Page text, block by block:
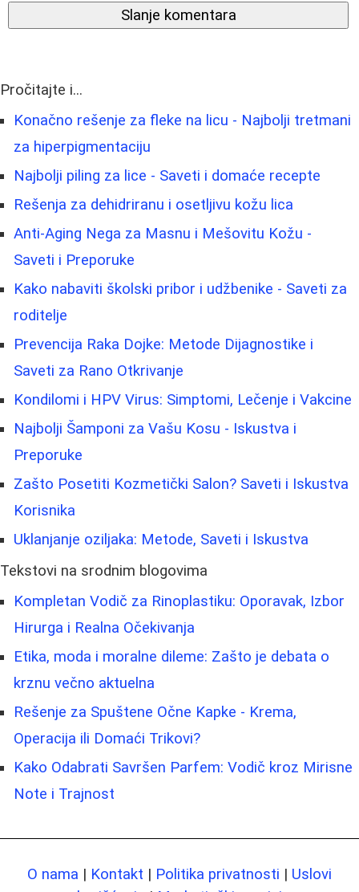
Slanje komentara
Pročitajte i...
Konačno rešenje za fleke na licu - Najbolji tretmani
za hiperpigmentaciju
Najbolji piling za lice - Saveti i domaće recepte
Rešenja za dehidriranu i osetljivu kožu lica
Anti-Aging Nega za Masnu i Mešovitu Kožu -
Saveti i Preporuke
Kako nabaviti školski pribor i udžbenike - Saveti za
roditelje
Prevencija Raka Dojke: Metode Dijagnostike i
Saveti za Rano Otkrivanje
Kondilomi i HPV Virus: Simptomi, Lečenje i Vakcine
Najbolji Šamponi za Vašu Kosu - Iskustva i
Preporuke
Zašto Posetiti Kozmetički Salon? Saveti i Iskustva
Korisnika
Uklanjanje oziljaka: Metode, Saveti i Iskustva
Tekstovi na srodnim blogovima
Kompletan Vodič za Rinoplastiku: Oporavak, Izbor
Hirurga i Realna Očekivanja
Etika, moda i moralne dileme: Zašto je debata o
krznu večno aktuelna
Rešenje za Spuštene Očne Kapke - Krema,
Operacija ili Domaći Trikovi?
Kako Odabrati Savršen Parfem: Vodič kroz Mirisne
Note i Trajnost
O nama | Kontakt | Politika privatnosti | Uslovi